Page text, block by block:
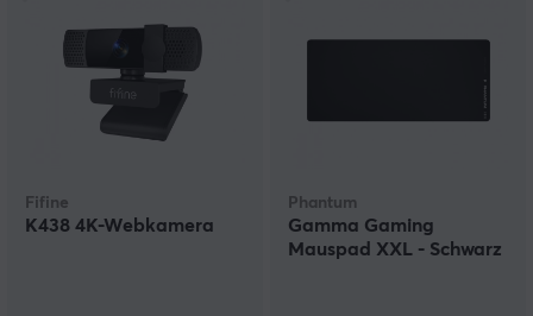
Fifine
K438 4K-Webkamera
Phantum
Gamma Gaming
Mauspad XXL - Schwarz